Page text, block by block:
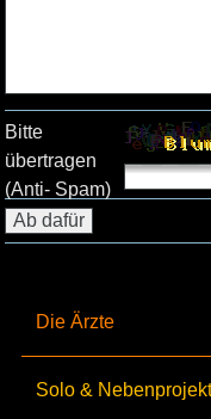
Die Ärzte
Solo &
Bitte
übertragen
(Anti- Spam)